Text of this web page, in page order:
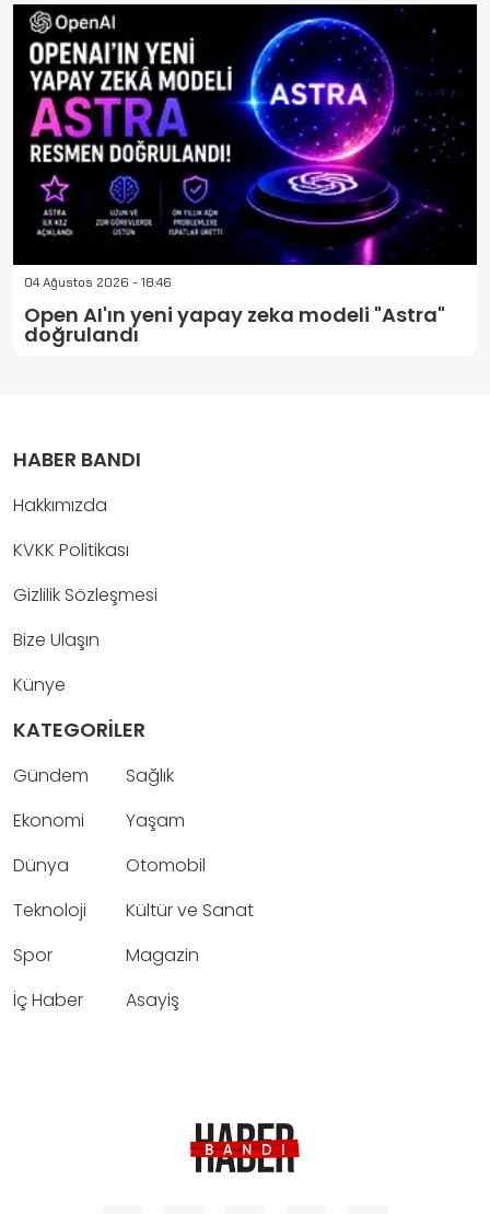
04 Ağustos 2026 - 18:46
Open AI'ın yeni yapay zeka modeli "Astra"
doğrulandı
HABER BANDI
Hakkımızda
KVKK Politikası
Gizlilik Sözleşmesi
Bize Ulaşın
Künye
KATEGORİLER
Gündem
Ekonomi
Dünya
Teknoloji
Spor
İç Haber
Sağlık
Yaşam
Otomobil
Kültür ve Sanat
Magazin
Asayiş